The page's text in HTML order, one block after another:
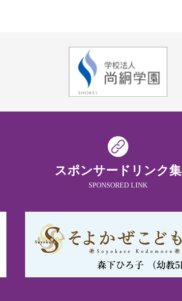
スポンサードリンク集
SPONSORED LINK